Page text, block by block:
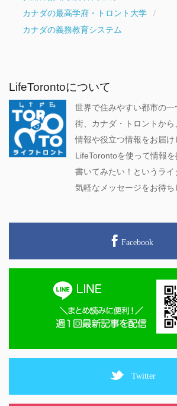
カナダの最高学府・トロント大学
カナダの義務教育システム
LifeTorontoについて
世界で住みやすい都市の一
街、カナダ・トロントか
情報や役立つ情報をお届け
LifeTorontoを使って情報
書いてみたい！というライ
気軽なメッセージをお待ち
Facebook
Twitter